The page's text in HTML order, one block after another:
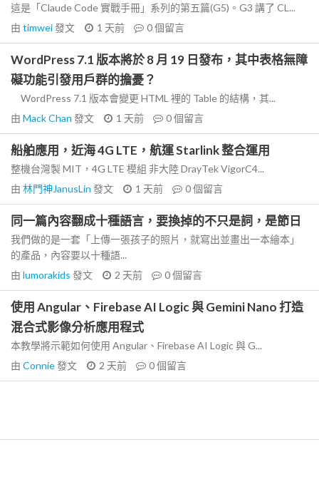
這是「Claude Code 實戰手冊」系列的第五篇(G5)。G3 講了 CL...
由 timwei發文 1 天前 0個留言
WordPress 7.1 版本將於 8 月 19 日發布，其中表格無障
礙功能引發用戶群的擔憂？
WordPress 7.1 版本會變更 HTML 裡的 Table 的結構，其...
由 Mack Chan 發文 1 天前 0個留言
船舶應用，近海 4G LTE，航運 Starlink 整合運用
整機台灣製 MIT，4G LTE 模組 非大陸 DrayTek VigorC4...
由 林門神JanusLin 發文 1 天前 0個留言
同一篇內容翻成十種語言，要換掉的不只是詞，是節日
我們做的是一套「上傳一張孩子的照片，就寫出並畫出一本繪本」
的產品，內容要以十種語...
由 lumorakids 發文 2 天前 0個留言
使用 Angular、Firebase AI Logic 與 Gemini Nano 打造
混合式影像分析應用程式
本教學將示範如何使用 Angular、Firebase AI Logic 與 G...
由 Connie發文 2 天前 0個留言